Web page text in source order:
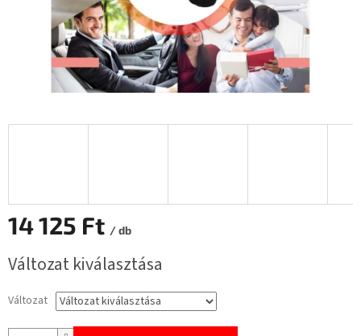
14 125 Ft / db
Változat kiválasztása
Változat